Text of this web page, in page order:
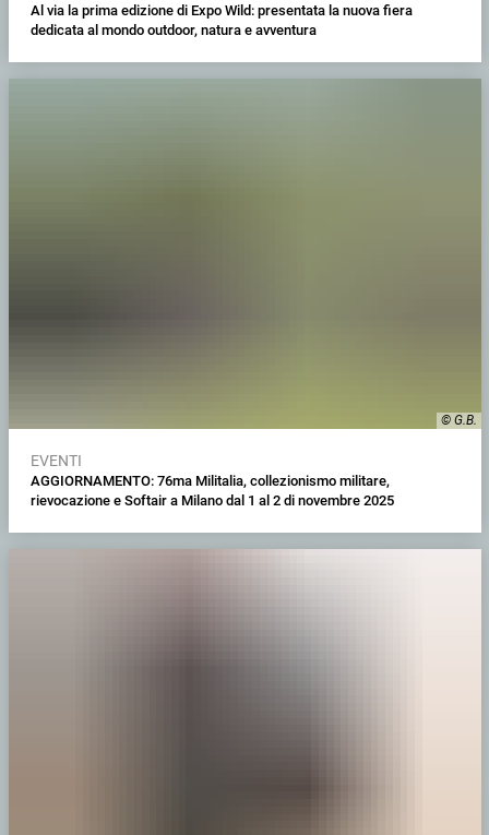
Al via la prima edizione di Expo Wild: presentata la nuova fiera
dedicata al mondo outdoor, natura e avventura
© G.B.
EVENTI
AGGIORNAMENTO: 76ma Militalia, collezionismo militare,
rievocazione e Softair a Milano dal 1 al 2 di novembre 2025